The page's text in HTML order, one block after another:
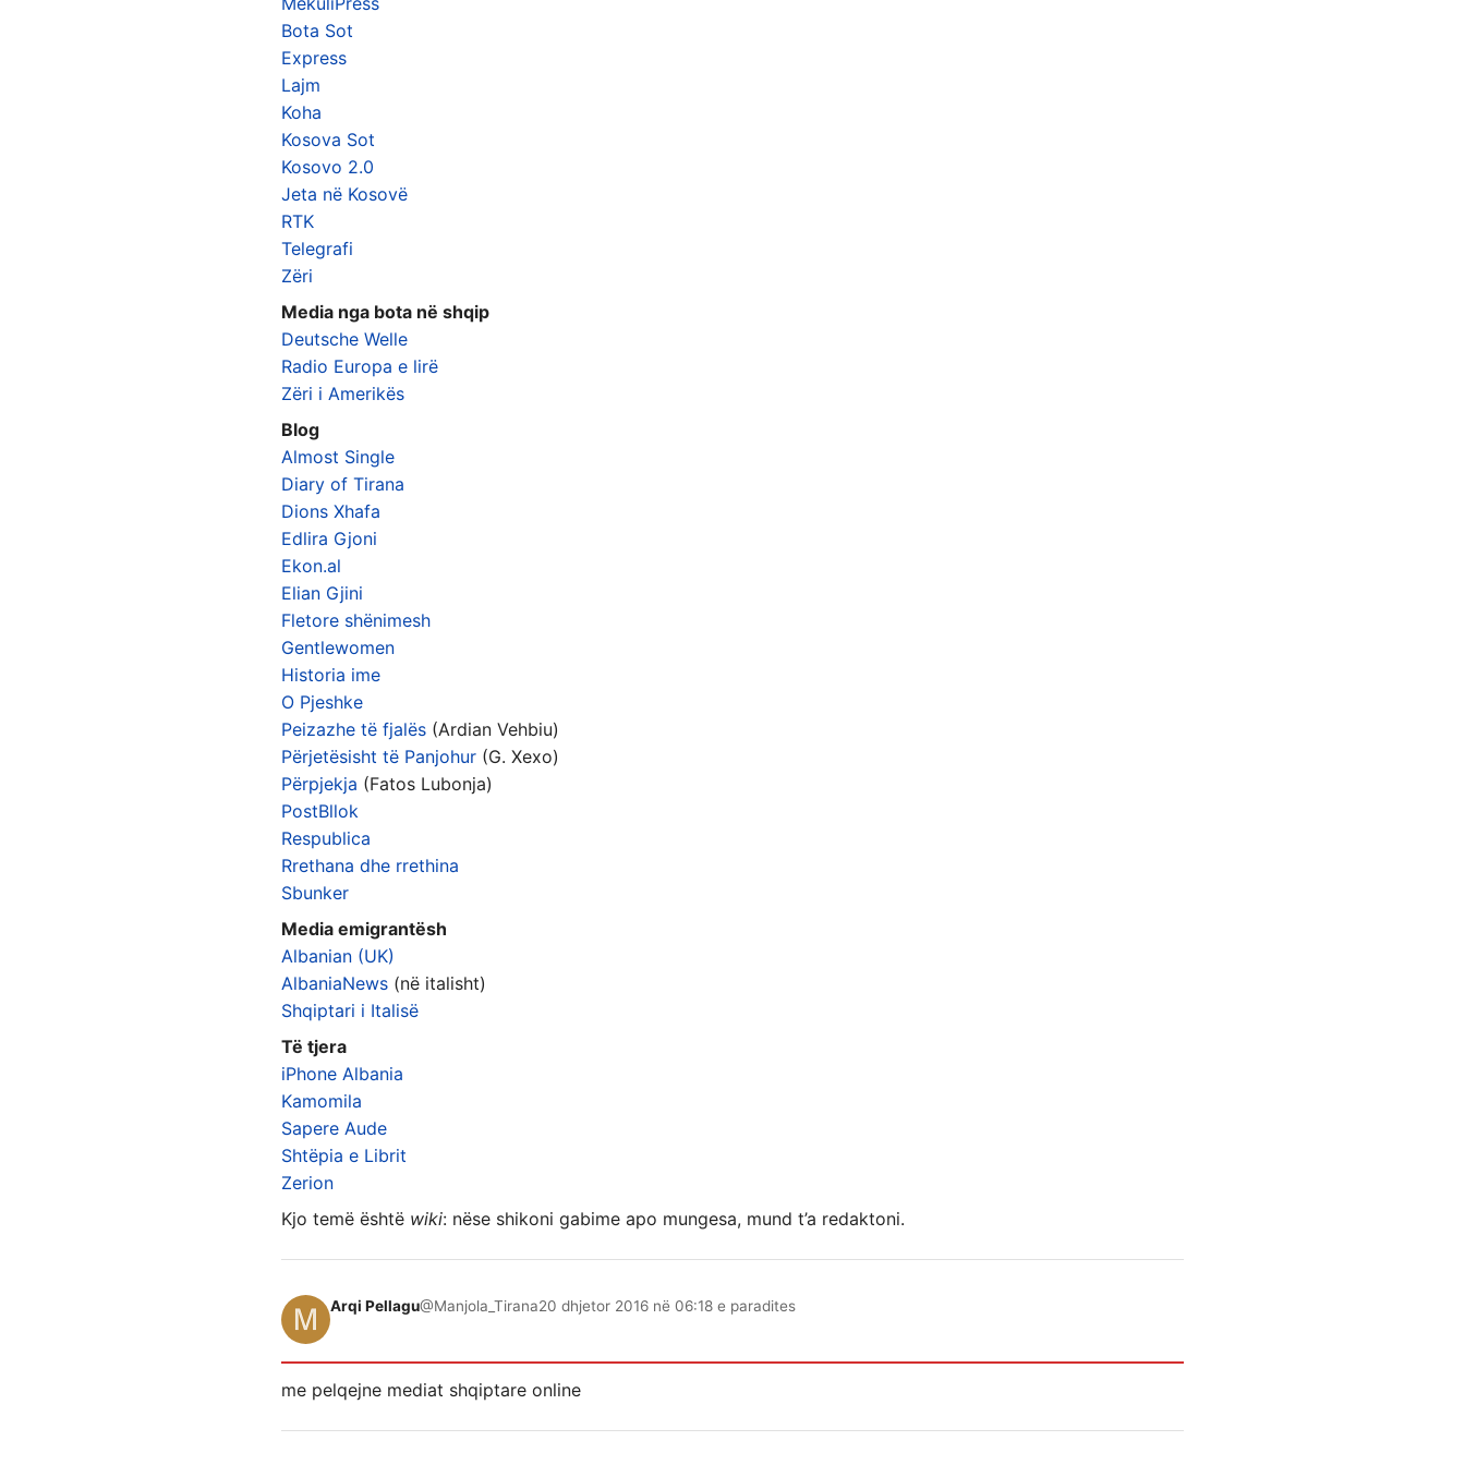
Bota Sot
Express
Lajm
Koha
Kosova Sot
Kosovo 2.0
Jeta në Kosovë
RTK
Telegrafi
Zëri
Media nga bota në shqip
Deutsche Welle
Radio Europa e lirë
Zëri i Amerikës
Blog
Almost Single
Diary of Tirana
Dions Xhafa
Edlira Gjoni
Ekon.al
Elian Gjini
Fletore shënimesh
Gentlewomen
Historia ime
O Pjeshke
Peizazhe të fjalës (Ardian Vehbiu)
Përjetësisht të Panjohur (G. Xexo)
Përpjekja (Fatos Lubonja)
PostBllok
Respublica
Rrethana dhe rrethina
Sbunker
Media emigrantësh
Albanian (UK)
AlbaniaNews (në italisht)
Shqiptari i Italisë
Të tjera
iPhone Albania
Kamomila
Sapere Aude
Shtëpia e Librit
Zerion
Kjo temë është wiki: nëse shikoni gabime apo mungesa, mund t’a redaktoni.
Arqi Pellagu@Manjola_Tirana20 dhjetor 2016 në 06:18 e paradites
me pelqejne mediat shqiptare online